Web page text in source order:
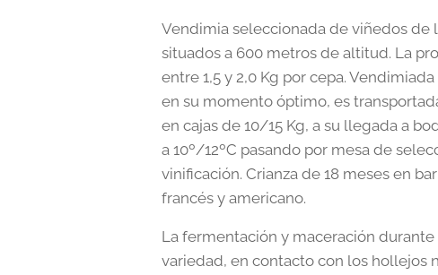
Vendimia seleccionada de viñedos de
situados a 600 metros de altitud. La
entre 1,5 y 2,0 Kg por cepa.
en su momento óptimo, es
en cajas de 10/15 Kg, a su llegada a
a 10º/12ºC pasando por mesa de
vinificación. Crianza de 18 meses en
francés y americano.
La fermentación y maceración durante
variedad, en contacto con los hollejos